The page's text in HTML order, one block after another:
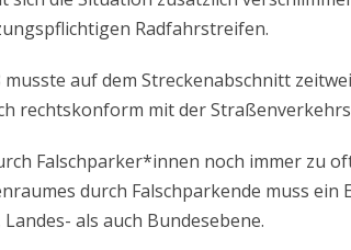
Radfahrstreifen.
auf dem Streckenabschnitt
rechtskonform mit der
Falschparker*innen noch immer zu
durch Falschparkende muss
als auch Bundesebene.